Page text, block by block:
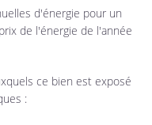
d'énergie pour un
de l'énergie de l'année
ce bien est exposé
: